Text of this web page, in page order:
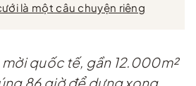
là một câu chuyện riêng
mời quốc tế, gần 12.000m²